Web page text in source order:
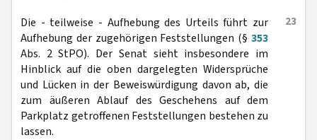
23
Die - teilweise - Aufhebung des Urteils führt zur
Aufhebung der zugehörigen Feststellungen (§ 353
Abs. 2 StPO). Der Senat sieht insbesondere im
Hinblick auf die oben dargelegten Widersprüche
und Lücken in der Beweiswürdigung davon ab, die
zum äußeren Ablauf des Geschehens auf dem
Parkplatz getroffenen Feststellungen bestehen zu
lassen.